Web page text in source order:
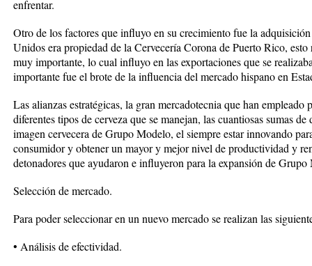
enfrentar.
Otro de los factores que influyo en su crecimiento fue la
Unidos era propiedad de la Cervecería Corona de Puerto Rico, esto
muy importante, lo cual influyo en las exportaciones que se
importante fue el brote de la influencia del mercado hispano en
Las alianzas estratégicas, la gran mercadotecnia que han empleado
diferentes tipos de cerveza que se manejan, las cuantiosas sumas
imagen cervecera de Grupo Modelo, el siempre estar innovando
consumidor y obtener un mayor y mejor nivel de productividad y
detonadores que ayudaron e influyeron para la expansión de
Selección de mercado.
Para poder seleccionar en un nuevo mercado se realizan las
• Análisis de efectividad.